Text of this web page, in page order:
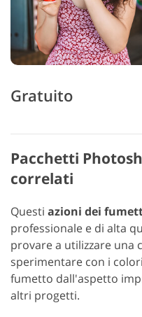
Gratuito
Pacchetti
correlati
Questi azioni dei
professionale e di alta
provare a utilizzare una
sperimentare con i
fumetto dall'aspetto
altri progetti.